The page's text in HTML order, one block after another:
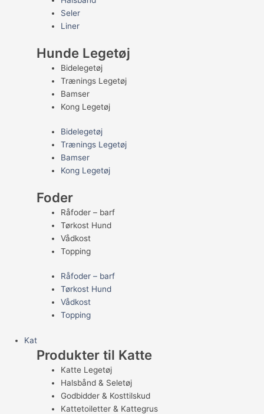
Seler
Liner
Hunde Legetøj
Bidelegetøj
Trænings Legetøj
Bamser
Kong Legetøj
Bidelegetøj
Trænings Legetøj
Bamser
Kong Legetøj
Foder
Råfoder – barf
Tørkost Hund
Vådkost
Topping
Råfoder – barf
Tørkost Hund
Vådkost
Topping
Kat
Produkter til Katte
Katte Legetøj
Halsbånd & Seletøj
Godbidder & Kosttilskud
Kattetoiletter & Kattegrus